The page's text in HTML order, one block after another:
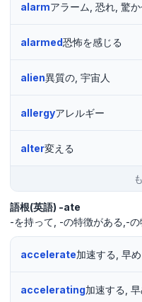
alarmアラーム, 恐れ, 驚か
alarmed恐怖を感じる
alien異質の, 宇宙人
allergyアレルギー
alter変える
語根(英語) -ate
-を持って -の特徴がある,-の
accelerate加速する, 早
accelerating加速する, 早